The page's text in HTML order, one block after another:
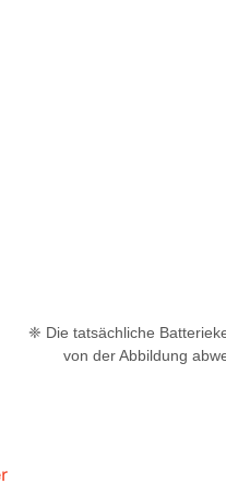
❈ Die tatsächliche
von der Abbildung